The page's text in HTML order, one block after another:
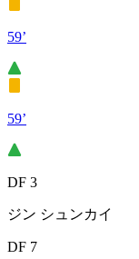
59’
59’
DF 3
ジン シュンカイ
DF 7